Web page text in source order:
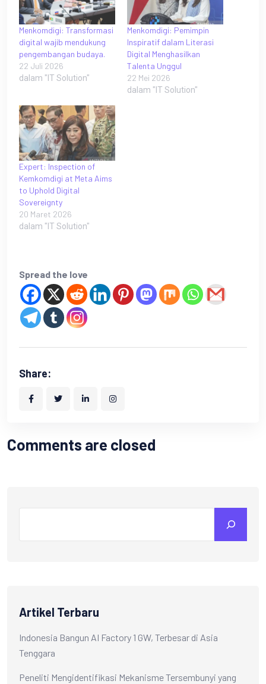
Menkomdigi: Transformasi
digital wajib mendukung
pengembangan budaya.
22 Juli 2026
dalam "IT Solution"
Menkomdigi: Pemimpin
Inspiratif dalam Literasi
Digital Menghasilkan
Talenta Unggul
22 Mei 2026
dalam "IT Solution"
Expert: Inspection of
Kemkomdigi at Meta Aims
to Uphold Digital
Sovereignty
20 Maret 2026
dalam "IT Solution"
Spread the love
Share:
Comments are closed
Artikel Terbaru
Indonesia Bangun AI Factory 1 GW, Terbesar di Asia
Tenggara
Peneliti Mengidentifikasi Mekanisme Tersembunyi yang